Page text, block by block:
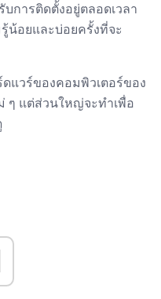
การติดตั้งอยู่ตลอดเวลา
น้อยและบ่อยครั้งที่จะ
แวร์ของคอมพิวเตอร์ของ
แต่ส่วนใหญ่จะทำเพื่อ